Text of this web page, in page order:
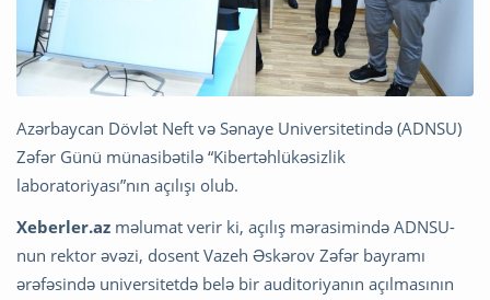
Azərbaycan Dövlət Neft və Sənaye Universitetində (ADNSU)
Zəfər Günü münasibətilə “Kibertəhlükəsizlik
laboratoriyası”nın açılışı olub.
Xeberler.az məlumat verir ki, açılış mərasimində ADNSU-
nun rektor əvəzi, dosent Vazeh Əskərov Zəfər bayramı
ərəfəsində universitetdə belə bir auditoriyanın açılmasının